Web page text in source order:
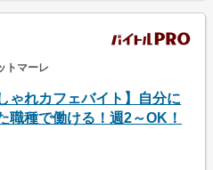
トマーレ
ゃれカフェバイト】自分に
職種で働ける！週2～OK！